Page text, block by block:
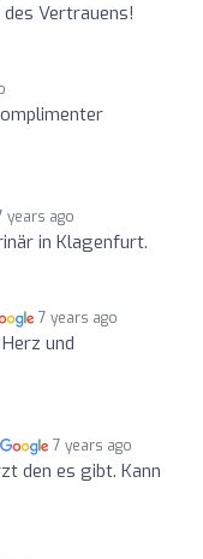
Vertrauens!
years ago
in Klagenfurt.
7 years ago
und
7 years ago
den es gibt. Kann